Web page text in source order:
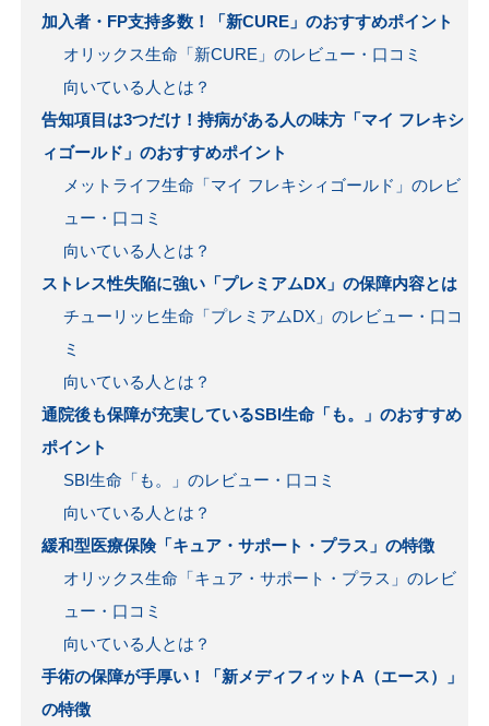
加入者・FP支持多数！「新CURE」のおすすめポイント
オリックス生命「新CURE」のレビュー・口コミ
向いている人とは？
告知項目は3つだけ！持病がある人の味方「マイ フレキシ
ィゴールド」のおすすめポイント
メットライフ生命「マイ フレキシィゴールド」のレビ
ュー・口コミ
向いている人とは？
ストレス性失陥に強い「プレミアムDX」の保障内容とは
チューリッヒ生命「プレミアムDX」のレビュー・口コ
ミ
向いている人とは？
通院後も保障が充実しているSBI生命「も。」のおすすめ
ポイント
SBI生命「も。」のレビュー・口コミ
向いている人とは？
緩和型医療保険「キュア・サポート・プラス」の特徴
オリックス生命「キュア・サポート・プラス」のレビ
ュー・口コミ
向いている人とは？
手術の保障が手厚い！「新メディフィットA（エース）」
の特徴